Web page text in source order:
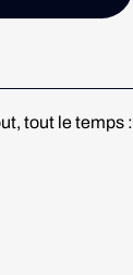
tout le temps :